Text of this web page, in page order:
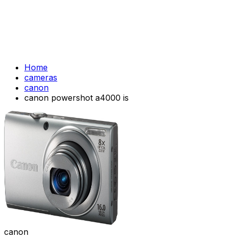
Home
cameras
canon
canon powershot a4000 is
canon